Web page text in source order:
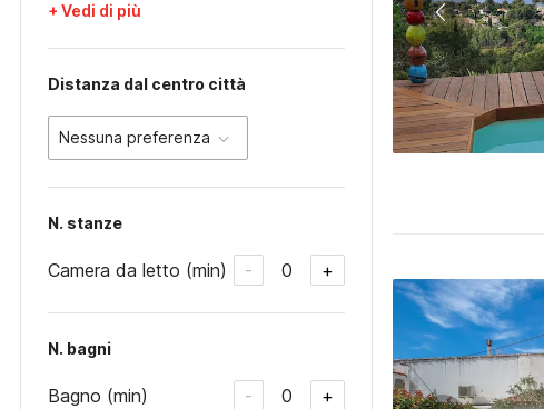
+ Vedi di più
Distanza dal centro città
Nessuna preferenza
N. stanze
Camera da letto (min) - 0 +
N. bagni
Bagno (min) - 0 +